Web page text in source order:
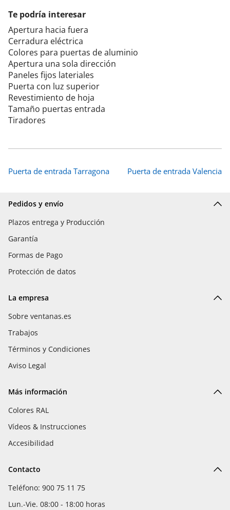
Te podría interesar
Apertura hacia fuera
Cerradura eléctrica
Colores para puertas de aluminio
Apertura una sola dirección
Paneles fijos lateriales
Puerta con luz superior
Revestimiento de hoja
Tamaño puertas entrada
Tiradores
Puerta de entrada Tarragona Puerta de entrada Valencia
Pedidos y envío
Plazos entrega y Producción
Garantía
Formas de Pago
Protección de datos
La empresa
Sobre ventanas.es
Trabajos
Términos y Condiciones
Aviso Legal
Más información
Colores RAL
Vídeos & Instrucciones
Accesibilidad
Contacto
Teléfono: 900 75 11 75
Lun.-Vie. 08:00 - 18:00 horas